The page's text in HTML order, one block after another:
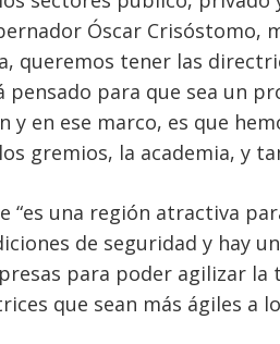
Óscar Crisóstomo,
queremos tener las
pensado para que sea un
y en ese marco, es que
gremios, la academia, y
“es una región atractiva
de seguridad y hay
para poder agilizar
que sean más ágiles a